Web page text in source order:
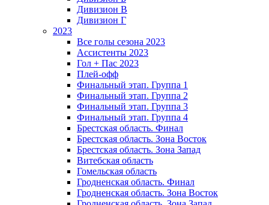
Дивизион В
Дивизион Г
2023
Все голы сезона 2023
Ассистенты 2023
Гол + Пас 2023
Плей-офф
Финальный этап. Группа 1
Финальный этап. Группа 2
Финальный этап. Группа 3
Финальный этап. Группа 4
Брестская область. Финал
Брестская область. Зона Восток
Брестская область. Зона Запад
Витебская область
Гомельская область
Гродненская область. Финал
Гродненская область. Зона Восток